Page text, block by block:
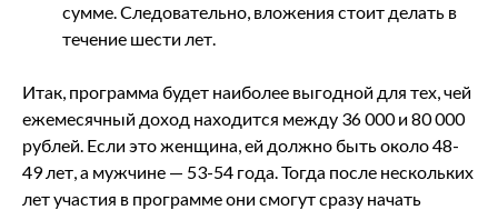
сумме. Следовательно, вложения стоит делать в
течение шести лет.
Итак, программа будет наиболее выгодной для тех, чей
ежемесячный доход находится между 36 000 и 80 000
рублей. Если это женщина, ей должно быть около 48-
49 лет, а мужчине — 53-54 года. Тогда после нескольких
лет участия в программе они смогут сразу начать